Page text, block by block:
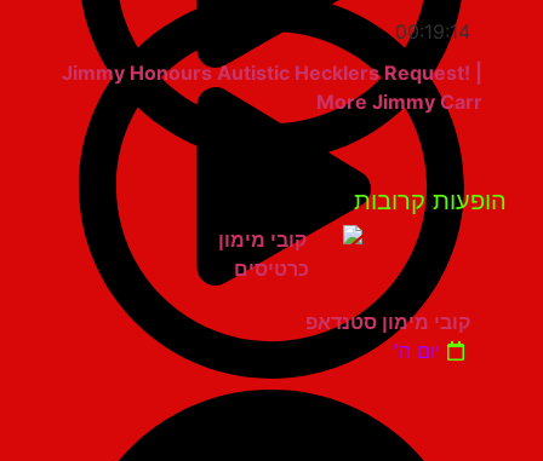
00:19:14
Jimmy Honours Autistic Hecklers Request! |
More Jimmy Carr
קרובות
קובי מימון סטנדאפ
יום ה'